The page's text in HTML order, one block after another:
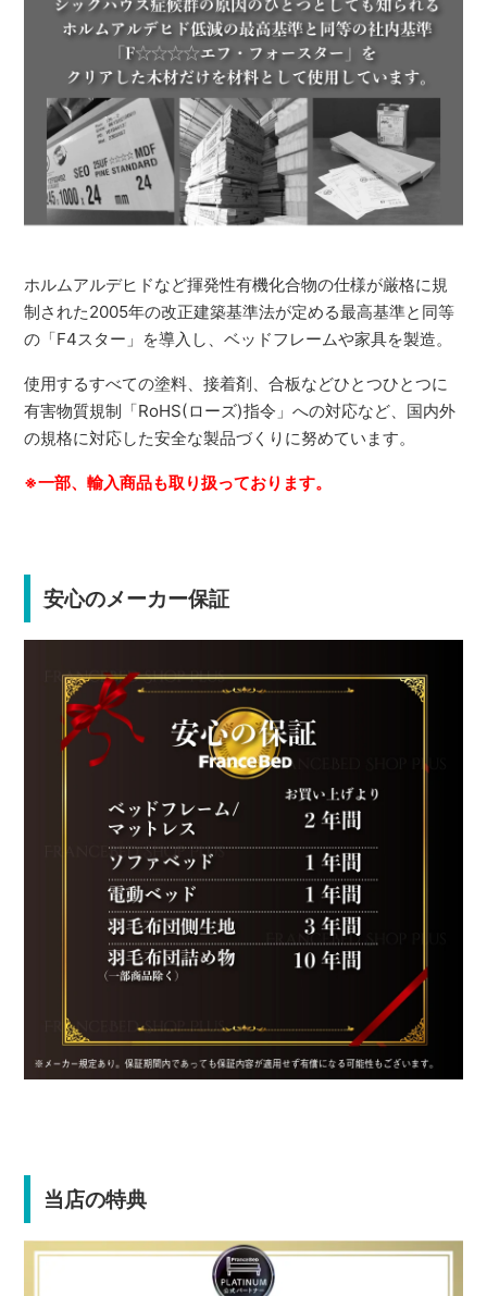
ホルムアルデヒドなど揮発性有機化合物の仕様が厳格に規
制された2005年の改正建築基準法が定める最高基準と同等
の「F4スター」を導入し、ベッドフレームや家具を製造。
使用するすべての塗料、接着剤、合板などひとつひとつに
有害物質規制「RoHS(ローズ)指令」への対応など、国内外
の規格に対応した安全な製品づくりに努めています。
※一部、輸入商品も取り扱っております。
安心のメーカー保証
当店の特典